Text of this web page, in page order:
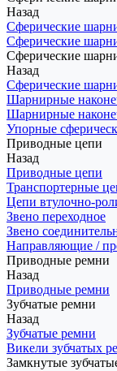
Назад
Сферические
Сферические
Сферические
Назад
Сферические
Шарнирные
Шарнирные
Упорные
Приводные цепи
Назад
Приводные цепи
Транспортерные
Цепи втулочно-
Звено переходное
Звено
Направляющие /
Приводные ремни
Назад
Приводные ремни
Зубчатые ремни
Назад
Зубчатые ремни
Викели зубчатых
Замкнутые